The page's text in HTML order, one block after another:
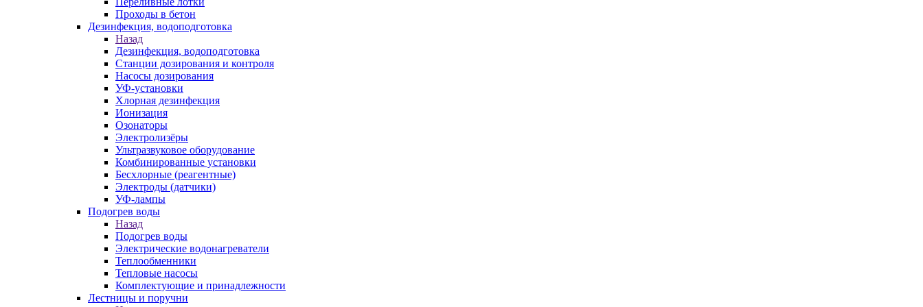
Проходы в бетон
Дезинфекция, водоподготовка
Назад
Дезинфекция, водоподготовка
Станции дозирования и контроля
Насосы дозирования
УФ-установки
Хлорная дезинфекция
Ионизация
Озонаторы
Электролизёры
Ультразвуковое оборудование
Комбинированные установки
Бесхлорные (реагентные)
Электроды (датчики)
УФ-лампы
Подогрев воды
Назад
Подогрев воды
Электрические водонагреватели
Теплообменники
Тепловые насосы
Комплектующие и принадлежности
Лестницы и поручни